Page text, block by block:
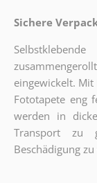
Sichere
eingewickelt.
Fototapete eng
werden in
Transport zu
Beschädigung